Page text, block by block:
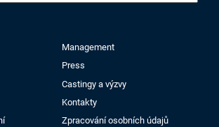
Management
Press
Castingy a výzvy
Kontakty
Zpracování osobních údajů